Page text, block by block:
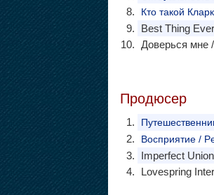
Кто такой
Best Thing
Доверься мне
Продюсер
Восприятие /
Imperfect
Lovespring